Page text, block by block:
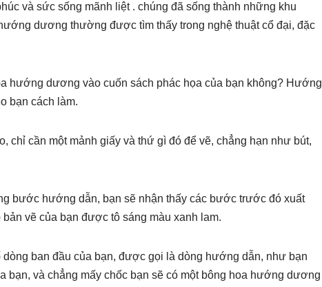
và sức sống mãnh liệt . chúng đã sống thành những khu
dương thường được tìm thấy trong nghệ thuật cổ đại, đặc
hướng dương vào cuốn sách phác họa của bạn không? Hướng
bạn cách làm.
chỉ cần một mảnh giấy và thứ gì đó để vẽ, chẳng hạn như bút,
bước hướng dẫn, bạn sẽ nhận thấy các bước trước đó xuất
vẽ của bạn được tô sáng màu xanh lam.
dòng ban đầu của bạn, được gọi là dòng hướng dẫn, như bạn
bạn, và chẳng mấy chốc bạn sẽ có một bông hoa hướng dương